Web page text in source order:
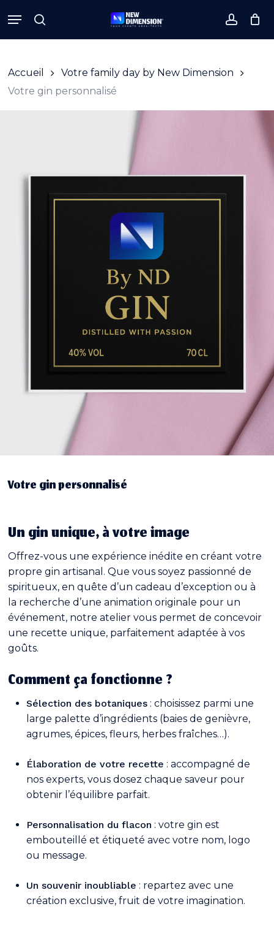
to
main
search
Menu
Cart Close
Cart
Accueil
Votre family day by New Dimension
Votre gin personnalisé
Votre gin personnalisé
Un gin unique, à votre image
Offrez-vous une expérience inédite en créant votre
propre gin artisanal. Que vous soyez passionné de
spiritueux, en quête d’un cadeau d’exception ou à
la recherche d’une animation originale pour un
événement, notre atelier vous permet de concevoir
une recette unique, parfaitement adaptée à vos
goûts.
Comment ça fonctionne ?
Sélection des botaniques : choisissez parmi une
large palette d’ingrédients (baies de genièvre,
agrumes, épices, fleurs, herbes fraîches…).
Élaboration de votre recette : accompagné de
nos experts, vous dosez chaque saveur pour
obtenir l’équilibre parfait.
Personnalisation du flacon : votre gin est
embouteillé et étiqueté avec votre nom, logo
ou message.
Un souvenir inoubliable : repartez avec une
création exclusive, fruit de votre imagination.